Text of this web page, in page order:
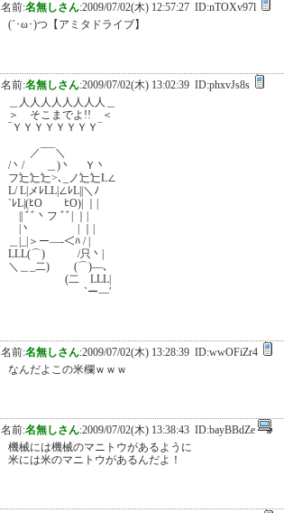
名前:名無しさん:2009/07/02(木) 12:57:27 ID:nTOXv97l
(´･ω･)つ【アミタドライブ】
名前:名無しさん:2009/07/02(木) 13:02:39 ID:phxvJs8s
＿人人人人人人人人＿
＞ そこまでよ!! ＜
‾ＹＹＹＹＹＹＹＹ‾
／‾‾‾‾＼
/丶/ ＿)丶 Ｙ丶
フ辷辷辷>､_ノ辷辷L∠
L/ L|メﾚLL|∠ﾚL||＼ﾉ
`ﾚL|(ﾋO ﾋO)| ｜|
|| ﾞﾞ丶フ ﾞﾞ| ｜|
|丶 | ｜|
＿|_|＞ー—-＜ﾊ / |
LLL(⌒) /只丶|
＼＿_二) (⌒)—､
(二 LLL|
`ー—′
名前:名無しさん:2009/07/02(木) 13:28:39 ID:wwOFiZr4
なんだよこの米欄ｗｗｗ
名前:名無しさん:2009/07/02(木) 13:38:43 ID:bayBBdZe
機械には機械のマニトウがあるように
米には米のマニトウがあるんだよ！